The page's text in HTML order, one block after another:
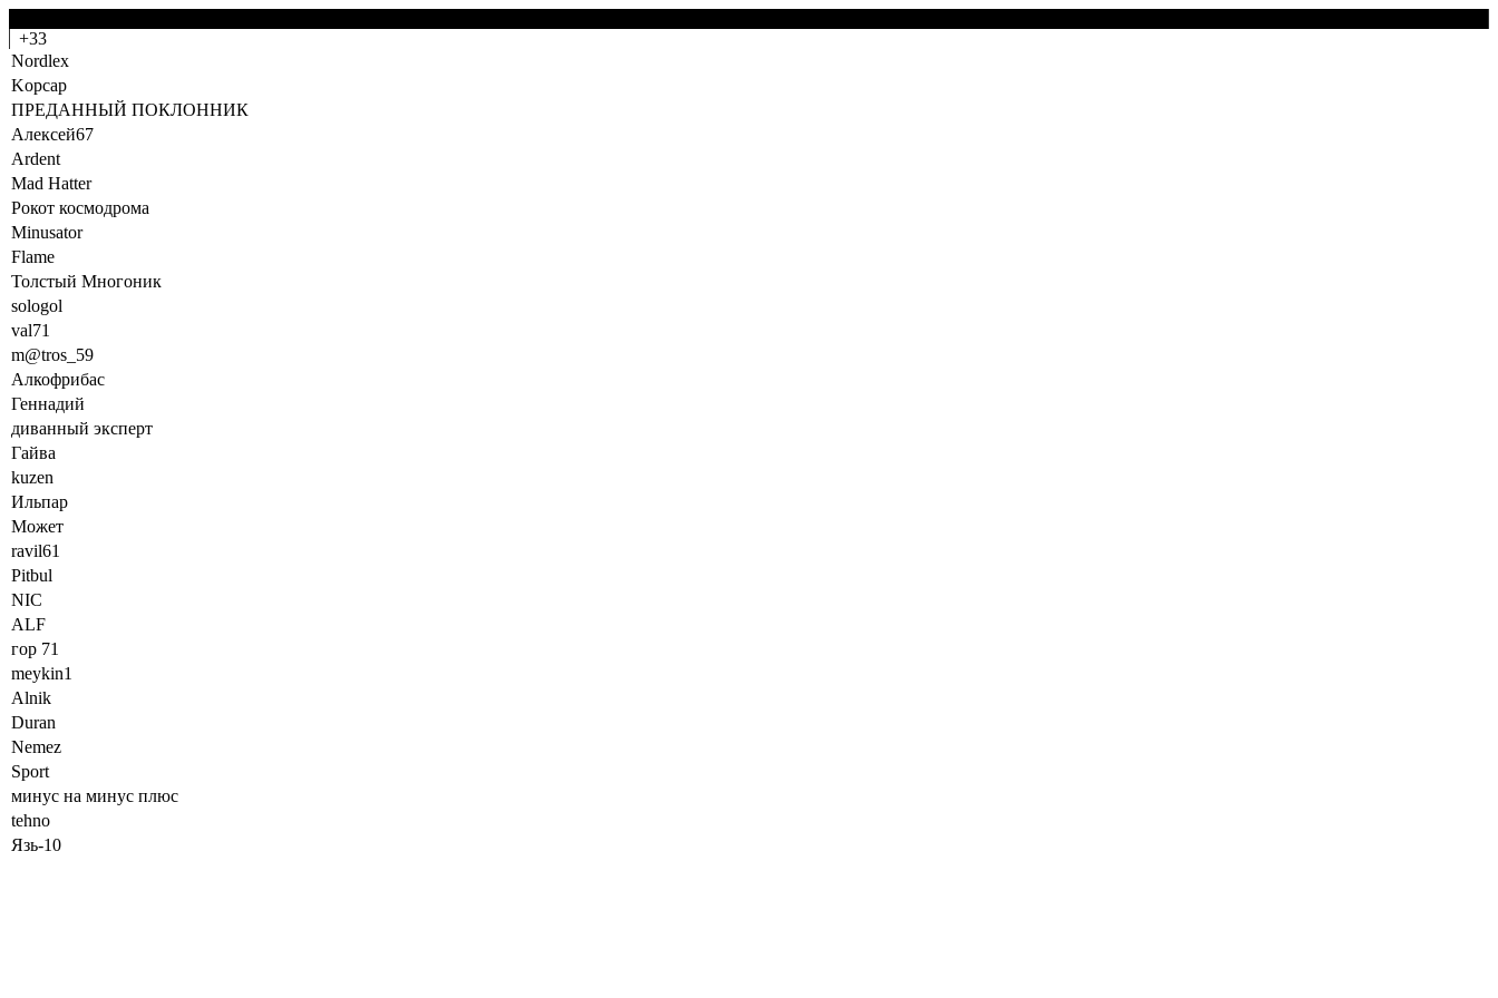
+33
Nordlex
Kopcap
ПРЕДАННЫЙ ПОКЛОННИК
Алексей67
Ardent
Mad Hatter
Рокот космодрома
Minusator
Flame
Толстый Многоник
sologol
val71
m@tros_59
Алкофрибас
Геннадий
дивaнный эксперт
Гайва
kuzen
Ильпар
Мoжет
ravil61
Pitbul
NIC
ALF
гор 71
meykin1
Alnik
Duran
Nemez
Sport
минус на минус плюс
tehno
Язь-10